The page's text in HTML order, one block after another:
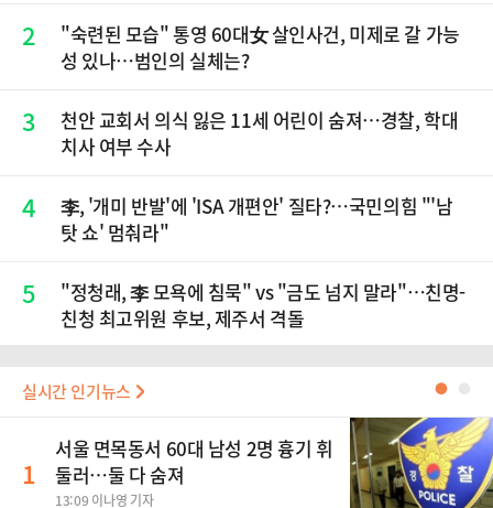
2
"숙련된 모습" 통영 60대女 살인사건, 미제로 갈 가능
성 있나…범인의 실체는?
3
천안 교회서 의식 잃은 11세 어린이 숨져…경찰, 학대
치사 여부 수사
4
李, '개미 반발'에 'ISA 개편안' 질타?…국민의힘 "'남
탓 쇼' 멈춰라"
5
"정청래, 李 모욕에 침묵" vs "금도 넘지 말라"…친명-
친청 최고위원 후보, 제주서 격돌
실시간 인기뉴스 ●
1
서울 면목동서 60대 남성 2명 흉기 휘
둘러…둘 다 숨져
13:09 이나영 기자